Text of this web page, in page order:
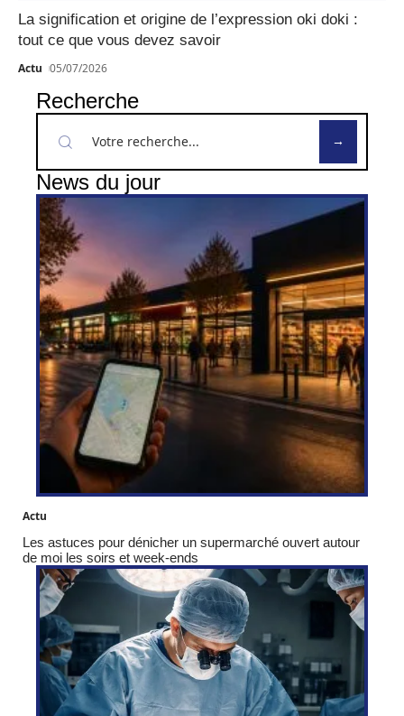
La signification et origine de l’expression oki doki :
tout ce que vous devez savoir
Actu 05/07/2026
Recherche
News du jour
Actu
Les astuces pour dénicher un supermarché ouvert autour
de moi les soirs et week-ends